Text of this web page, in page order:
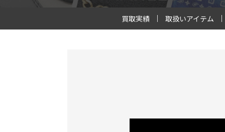
買取実績 取扱いアイテム